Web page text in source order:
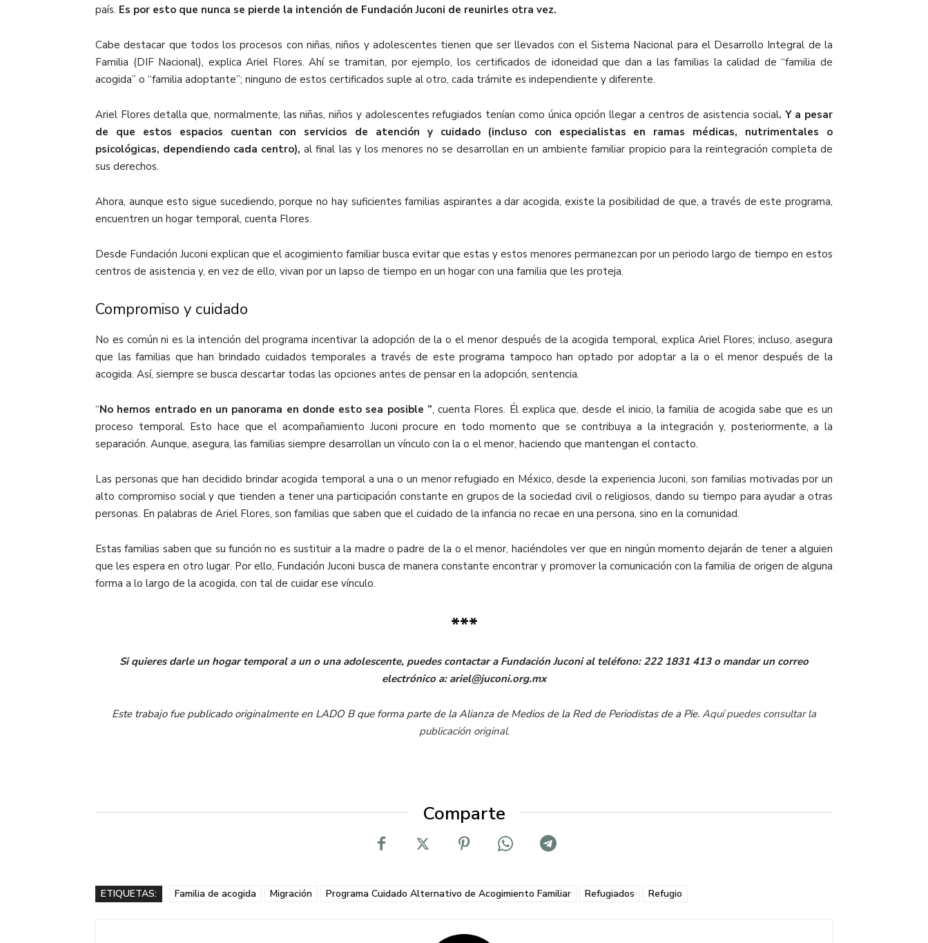
país. Es por esto que nunca se pierde la intención de Fundación Juconi de reunirles otra vez.
Cabe destacar que todos los procesos con niñas, niños y adolescentes tienen que ser llevados con el Sistema Nacional para el Desarrollo Integral de la
Familia (DIF Nacional), explica Ariel Flores. Ahí se tramitan, por ejemplo, los certificados de idoneidad que dan a las familias la calidad de “familia de
acogida” o “familia adoptante”; ninguno de estos certificados suple al otro, cada trámite es independiente y diferente.
Ariel Flores detalla que, normalmente, las niñas, niños y adolescentes refugiados tenían como única opción llegar a centros de asistencia social. Y a pesar
de que estos espacios cuentan con servicios de atención y cuidado (incluso con especialistas en ramas médicas, nutrimentales o
psicológicas, dependiendo cada centro), al final las y los menores no se desarrollan en un ambiente familiar propicio para la reintegración completa de
sus derechos.
Ahora, aunque esto sigue sucediendo, porque no hay suficientes familias aspirantes a dar acogida, existe la posibilidad de que, a través de este programa,
encuentren un hogar temporal, cuenta Flores.
Desde Fundación Juconi explican que el acogimiento familiar busca evitar que estas y estos menores permanezcan por un periodo largo de tiempo en estos
centros de asistencia y, en vez de ello, vivan por un lapso de tiempo en un hogar con una familia que les proteja.
Compromiso y cuidado
No es común ni es la intención del programa incentivar la adopción de la o el menor después de la acogida temporal, explica Ariel Flores; incluso, asegura
que las familias que han brindado cuidados temporales a través de este programa tampoco han optado por adoptar a la o el menor después de la
acogida. Así, siempre se busca descartar todas las opciones antes de pensar en la adopción, sentencia.
“No hemos entrado en un panorama en donde esto sea posible ”, cuenta Flores. Él explica que, desde el inicio, la familia de acogida sabe que es un
proceso temporal. Esto hace que el acompañamiento Juconi procure en todo momento que se contribuya a la integración y, posteriormente, a la
separación. Aunque, asegura, las familias siempre desarrollan un vínculo con la o el menor, haciendo que mantengan el contacto.
Las personas que han decidido brindar acogida temporal a una o un menor refugiado en México, desde la experiencia Juconi, son familias motivadas por un
alto compromiso social y que tienden a tener una participación constante en grupos de la sociedad civil o religiosos, dando su tiempo para ayudar a otras
personas. En palabras de Ariel Flores, son familias que saben que el cuidado de la infancia no recae en una persona, sino en la comunidad.
Estas familias saben que su función no es sustituir a la madre o padre de la o el menor, haciéndoles ver que en ningún momento dejarán de tener a alguien
que les espera en otro lugar. Por ello, Fundación Juconi busca de manera constante encontrar y promover la comunicación con la familia de origen de alguna
forma a lo largo de la acogida, con tal de cuidar ese vínculo.
***
Si quieres darle un hogar temporal a un o una adolescente, puedes contactar a Fundación Juconi al teléfono: 222 1831 413 o mandar un correo
electrónico a: ariel@juconi.org.mx
Este trabajo fue publicado originalmente en LADO B que forma parte de la Alianza de Medios de la Red de Periodistas de a Pie. Aquí puedes consultar la
publicación original.
Comparte
ETIQUETAS: Familia de acogida Migración Programa Cuidado Alternativo de Acogimiento Familiar Refugiados Refugio